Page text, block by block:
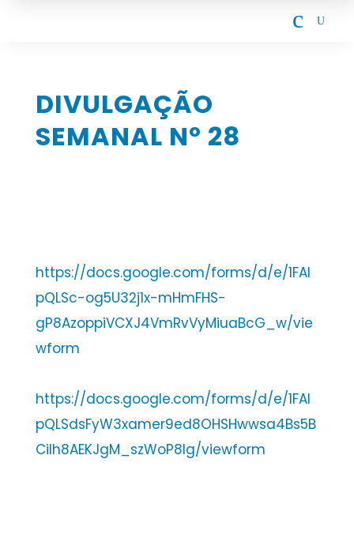
c U
DIVULGAÇÃO
SEMANAL Nº 28
https://docs.google.com/forms/d/e/1FAI
pQLSc-og5U32j1x-mHmFHS-
gP8AzoppiVCXJ4VmRvVyMiuaBcG_w/vie
wform
https://docs.google.com/forms/d/e/1FAI
pQLSdsFyW3xamer9ed8OHSHwwsa4Bs5B
Cilh8AEKJgM_szWoP8Ig/viewform